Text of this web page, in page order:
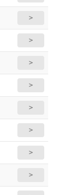
＞
＞
＞
＞
＞
＞
＞
＞